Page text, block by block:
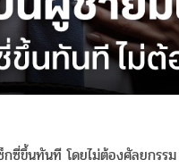
ทันที โดยไม่ต้องศัลยกรรม ไ